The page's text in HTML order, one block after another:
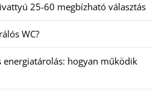
25-60 megbízható választás
WC?
energiatárolás: hogyan működik